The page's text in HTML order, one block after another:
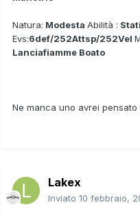
Natura: Modesta Abilità :
Evs:6def/252Attsp/252Vel
Lanciafiamme Boato
Ne manca uno avrei
Lakex
Inviato 10 febbraio,